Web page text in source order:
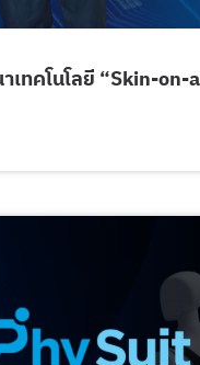
ทคโนโลยี “Skin-on-